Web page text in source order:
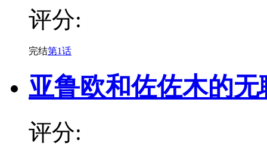
评分:
完结第1话
亚鲁欧和佐佐木的无
评分: